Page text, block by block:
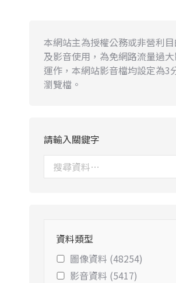
本網站主為授權公務或非營利
及影音使用，為免網路流量過
運作，本網站影音檔均設定為3
瀏覽檔。
請輸入關鍵字
資料類型
圖像資料 (48254)
影音資料 (5417)